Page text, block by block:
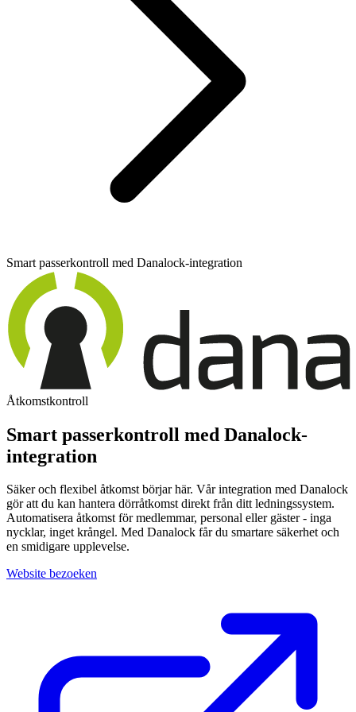
Smart passerkontroll med Danalock-integration
Åtkomstkontroll
Smart passerkontroll med Danalock-
integration
Säker och flexibel åtkomst börjar här. Vår integration med Danalock
gör att du kan hantera dörråtkomst direkt från ditt ledningssystem.
Automatisera åtkomst för medlemmar, personal eller gäster - inga
nycklar, inget krångel. Med Danalock får du smartare säkerhet och
en smidigare upplevelse.
Website bezoeken